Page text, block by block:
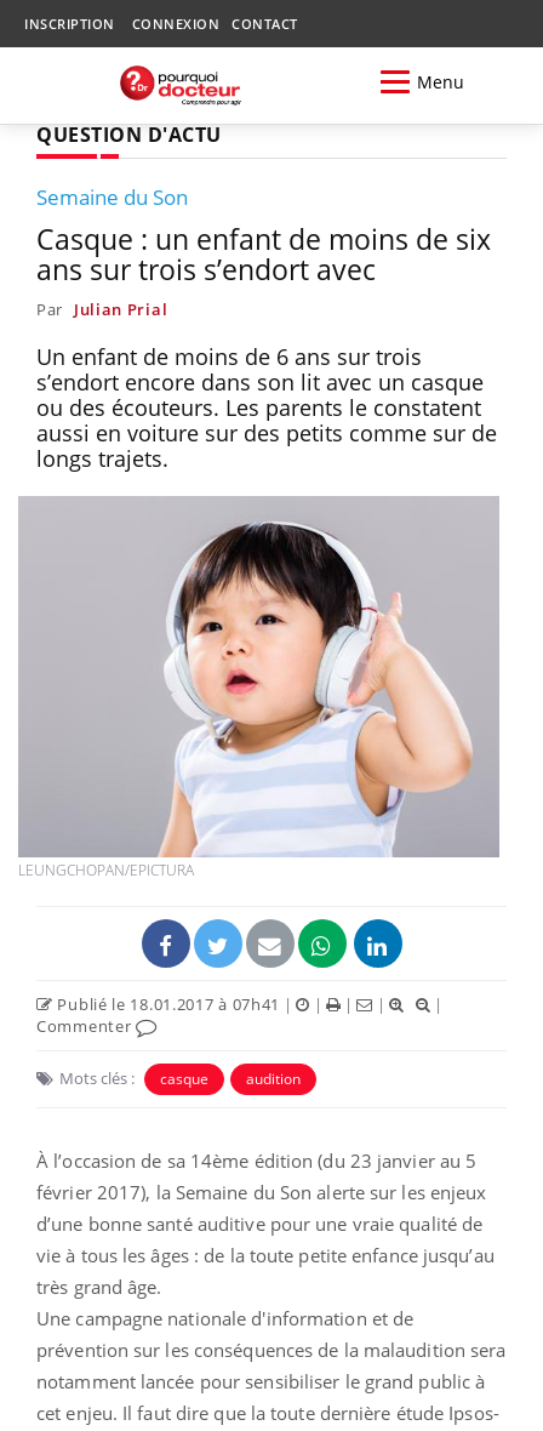
INSCRIPTION CONNEXION CONTACT
Menu
QUESTION D'ACTU
Semaine du Son
Casque : un enfant de moins de six
ans sur trois s’endort avec
Par Julian Prial
Un enfant de moins de 6 ans sur trois
s’endort encore dans son lit avec un casque
ou des écouteurs. Les parents le constatent
aussi en voiture sur des petits comme sur de
longs trajets.
LEUNGCHOPAN/EPICTURA
Publié le 18.01.2017 à 07h41 | | | |
|
Commenter
Mots clés : casque audition
À l’occasion de sa 14ème édition (du 23 janvier au 5
février 2017), la Semaine du Son alerte sur les enjeux
d’une bonne santé auditive pour une vraie qualité de
vie à tous les âges : de la toute petite enfance jusqu’au
très grand âge.
Une campagne nationale d'information et de
prévention sur les conséquences de la malaudition sera
notamment lancée pour sensibiliser le grand public à
cet enjeu. Il faut dire que la toute dernière étude Ipsos-